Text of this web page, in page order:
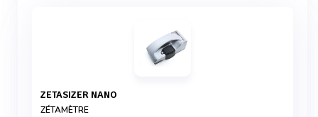
ZETASIZER NANO
ZÉTAMÈTRE